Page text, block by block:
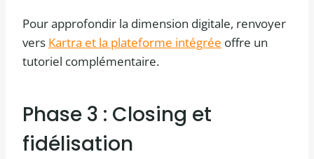
Pour approfondir la dimension digitale, renvoyer
vers Kartra et la plateforme intégrée offre un
tutoriel complémentaire.
Phase 3 : Closing et
fidélisation